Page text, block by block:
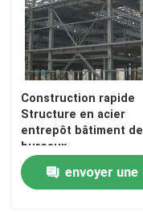
À la maison
Produits
Construction rapide
Structure en acier
entrepôt bâtiment de
bureaux
environnemental
envoyer une